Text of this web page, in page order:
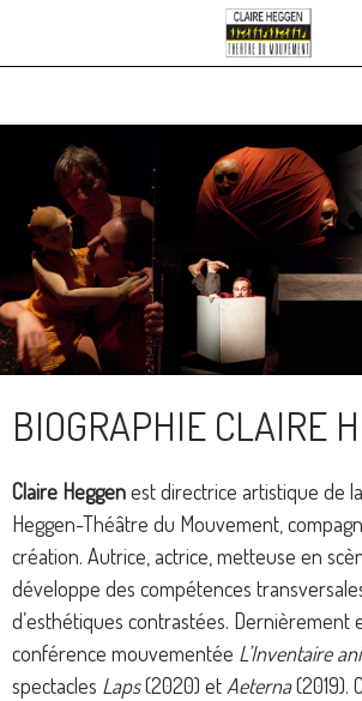
CONTENU
BIOGRAPHIE CLAIRE
Claire Heggenest directrice artistique de
Heggen-Théâtre du Mouvement,
création. Autrice, actrice, metteuse en
développe des compétences
d’esthétiques contrastées. Dernièrement
conférence mouvementée L’Inventaire
spectacles Laps(2020) et Aeterna(2019).